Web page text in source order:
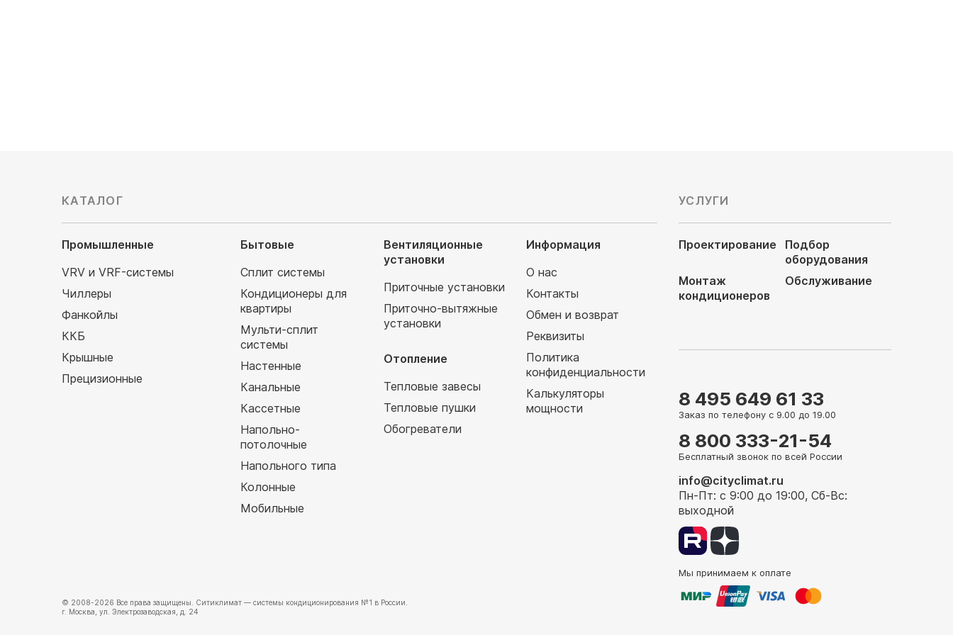
КАТАЛОГ
Промышленные
VRV и VRF-системы
Чиллеры
Фанкойлы
ККБ
Крышные
Прецизионные
Бытовые
Сплит системы
Кондиционеры для
квартиры
Мульти-сплит
системы
Настенные
Канальные
Кассетные
Напольно-
потолочные
Напольного типа
Колонные
Мобильные
Вентиляционные
установки
Приточные установки
Приточно-вытяжные
установки
Отопление
Тепловые завесы
Тепловые пушки
Обогреватели
Информация
О нас
Контакты
Обмен и возврат
Реквизиты
Политика
конфиденциальности
Калькуляторы
мощности
© 2008-2026 Все права защищены. Ситиклимат — системы кондиционирования №1 в России.
г. Москва, ул. Электрозаводская, д. 24
УСЛУГИ
Проектирование
Подбор
оборудования
Монтаж
кондиционеров
Обслуживание
8 495 649 61 33
Заказ по телефону с 9.00 до 19.00
8 800 333-21-54
Бесплатный звонок по всей России
info@cityclimat.ru
Пн-Пт: с 9:00 до 19:00, Сб-Вс:
выходной
Мы принимаем к оплате